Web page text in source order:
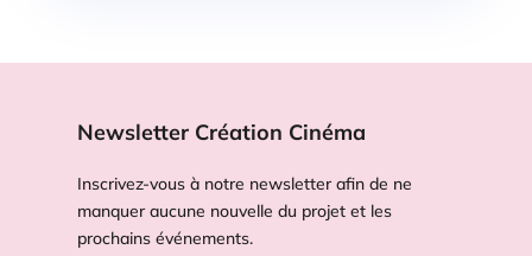
Newsletter Création Cinéma
Inscrivez-vous à notre newsletter afin de ne
manquer aucune nouvelle du projet et les
prochains événements.